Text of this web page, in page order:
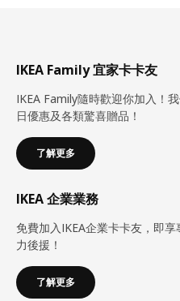
IKEA Family 宜家卡卡友
IKEA Family隨時歡迎你加入！
日優惠及各類驚喜贈品！
了解更多
IKEA 企業業務
免費加入IKEA企業卡卡友，即
力後援！
了解更多